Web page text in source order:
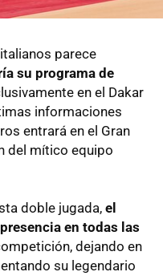
parece
su programa de
en el Dakar
informaciones
entrará en el Gran
del mítico equipo
doble jugada, el
en todas las
dejando en
su legendario